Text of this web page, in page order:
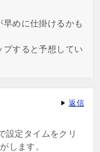
めに仕掛けるかも
すると予想してい
設定タイムをクリ
します。
返信